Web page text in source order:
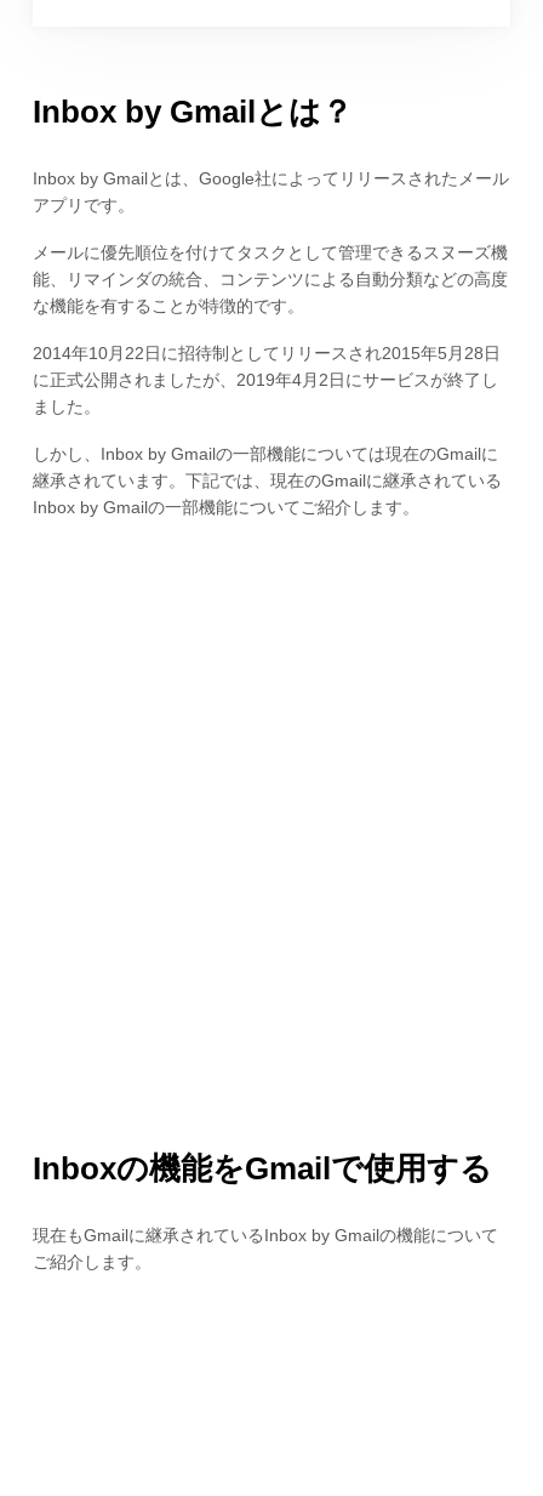
Inbox by Gmailとは？
Inbox by Gmailとは、Google社によってリリースされたメール
アプリです。
メールに優先順位を付けてタスクとして管理できるスヌーズ機
能、リマインダの統合、コンテンツによる自動分類などの高度
な機能を有することが特徴的です。
2014年10月22日に招待制としてリリースされ2015年5月28日
に正式公開されましたが、2019年4月2日にサービスが終了し
ました。
しかし、Inbox by Gmailの一部機能については現在のGmailに
継承されています。下記では、現在のGmailに継承されている
Inbox by Gmailの一部機能についてご紹介します。
Inboxの機能をGmailで使用する
現在もGmailに継承されているInbox by Gmailの機能について
ご紹介します。